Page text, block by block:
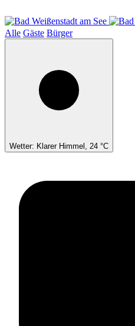
zum
Inhalt
Alle Gäste Bürger
Wetter: Klarer Himmel, 24 °C